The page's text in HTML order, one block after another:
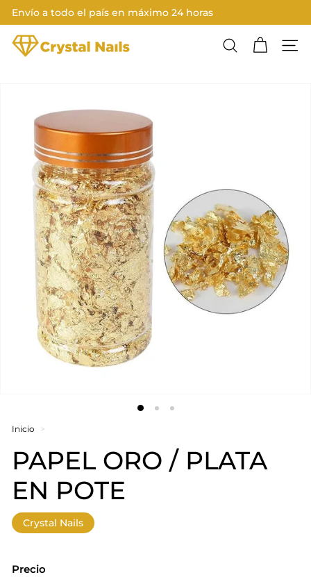
directamente
contenido
Diapositivas
Envío a todo el país en máximo 24 horas
C
Buscar
Inicio >
PAPEL ORO / PLATA
EN POTE
Crystal Nails
Precio